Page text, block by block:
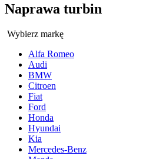
Naprawa turbin
Wybierz markę
Alfa Romeo
Audi
BMW
Citroen
Fiat
Ford
Honda
Hyundai
Kia
Mercedes-Benz